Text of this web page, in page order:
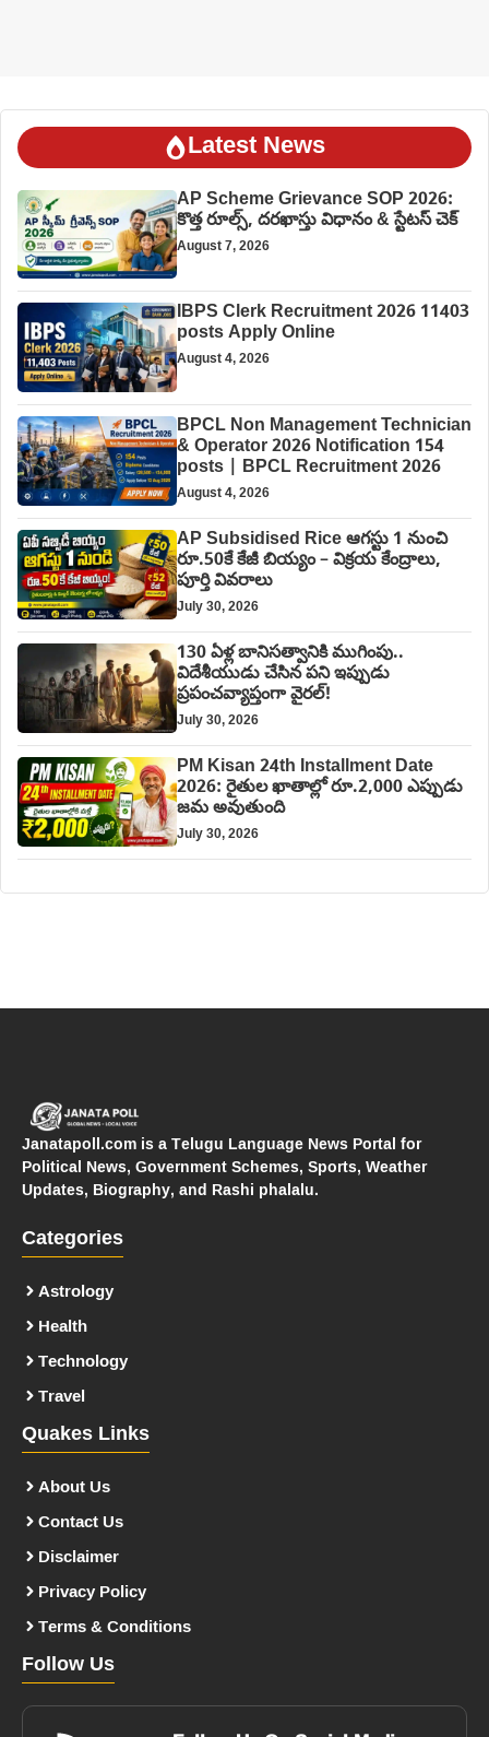
Latest News
AP Scheme Grievance SOP 2026:
కొత్త రూల్స్, దరఖాస్తు విధానం & స్టేటస్ చెక్
August 7, 2026
IBPS Clerk Recruitment 2026 11403
posts Apply Online
August 4, 2026
BPCL Non Management Technician
& Operator 2026 Notification 154
posts | BPCL Recruitment 2026
August 4, 2026
AP Subsidised Rice ఆగస్టు 1 నుంచి
రూ.50కే కేజీ బియ్యం – విక్రయ కేంద్రాలు,
పూర్తి వివరాలు
July 30, 2026
130 ఏళ్ల బానిసత్వానికి ముగింపు..
విదేశీయుడు చేసిన పని ఇప్పుడు
ప్రపంచవ్యాప్తంగా వైరల్!
July 30, 2026
PM Kisan 24th Installment Date
2026: రైతుల ఖాతాల్లో రూ.2,000 ఎప్పుడు
జమ అవుతుంది
July 30, 2026
Janatapoll.com is a Telugu Language News Portal for
Political News, Government Schemes, Sports, Weather
Updates, Biography, and Rashi phalalu.
Categories
Astrology
Health
Technology
Travel
Quakes Links
About Us
Contact Us
Disclaimer
Privacy Policy
Terms & Conditions
Follow Us